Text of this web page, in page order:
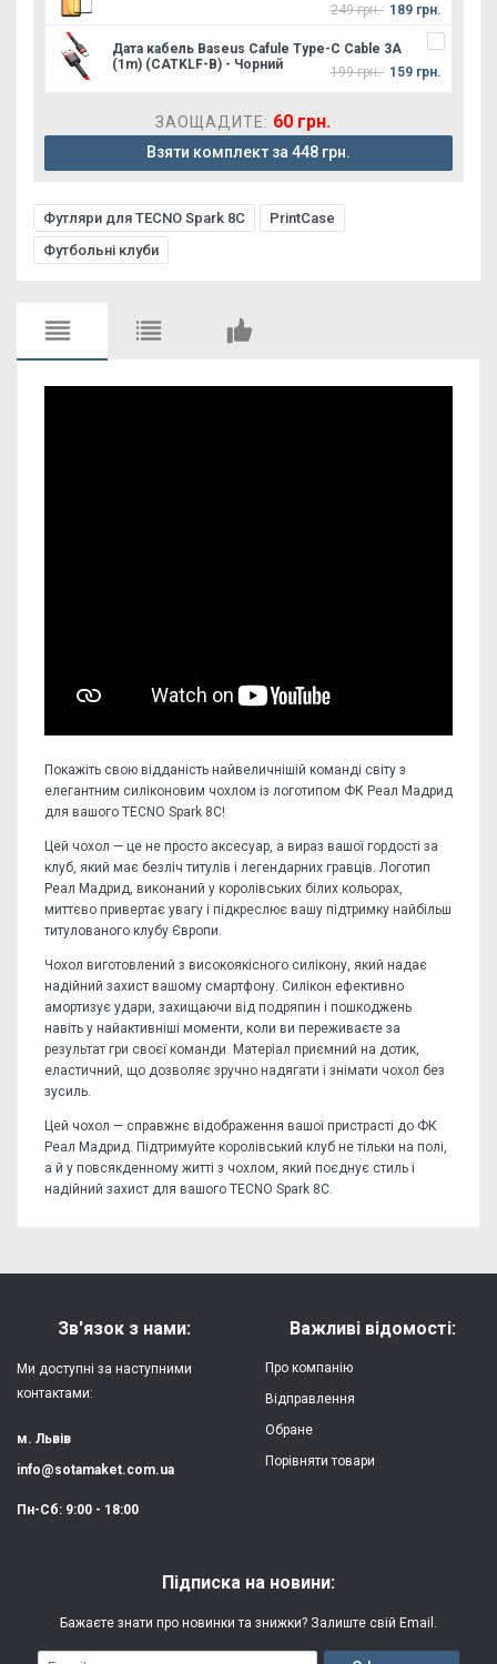
249 грн. 189 грн.
Дата кабель Baseus Cafule Type-C Cable 3A
(1m) (CATKLF-B) - Чорний
199 грн. 159 грн.
ЗАОЩАДИТЕ: 60 грн.
Взяти комплект за 448 грн.
Футляри для TECNO Spark 8C
PrintCase
Футбольні клуби
Покажіть свою відданість найвеличнішій команді світу з
елегантним силіконовим чохлом із логотипом ФК Реал Мадрид
для вашого TECNO Spark 8C!
Цей чохол — це не просто аксесуар, а вираз вашої гордості за
клуб, який має безліч титулів і легендарних гравців. Логотип
Реал Мадрид, виконаний у королівських білих кольорах,
миттєво привертає увагу і підкреслює вашу підтримку найбільш
титулованого клубу Європи.
Чохол виготовлений з високоякісного силікону, який надає
надійний захист вашому смартфону. Силікон ефективно
амортизує удари, захищаючи від подряпин і пошкоджень
навіть у найактивніші моменти, коли ви переживаєте за
результат гри своєї команди. Матеріал приємний на дотик,
еластичний, що дозволяє зручно надягати і знімати чохол без
зусиль.
Цей чохол — справжнє відображення вашої пристрасті до ФК
Реал Мадрид. Підтримуйте королівський клуб не тільки на полі,
а й у повсякденному житті з чохлом, який поєднує стиль і
надійний захист для вашого TECNO Spark 8C.
Захист:
від ударів,
Якість:
яскрава, чітка
Особливості:
(вологостійкий, гнучкий)
Напишіть відгук або думку
Зв'язок з нами:
Ми доступні за наступними
контактами:
м. Львів
info@sotamaket.com.ua
Пн-Сб: 9:00 - 18:00
Важливі відомості:
Про компанію
Відправлення
Обране
Порівняти товари
Підписка на новини:
Бажаєте знати про новинки та знижки? Залиште свій Email.